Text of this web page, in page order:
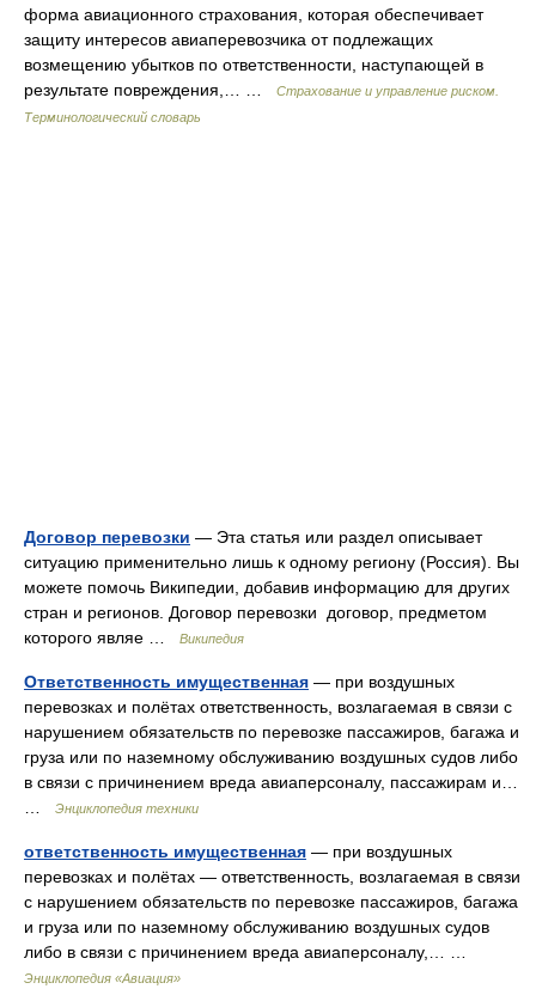
форма авиационного страхования, которая обеспечивает
защиту интересов авиаперевозчика от подлежащих
возмещению убытков по ответственности, наступающей в
результате повреждения,… …
Страхование и управление риском.
Терминологический словарь
Договор перевозки — Эта статья или раздел описывает
ситуацию применительно лишь к одному региону (Россия). Вы
можете помочь Википедии, добавив информацию для других
стран и регионов. Договор перевозки договор, предметом
которого являе …
Википедия
Ответственность имущественная — при воздушных
перевозках и полётах ответственность, возлагаемая в связи с
нарушением обязательств по перевозке пассажиров, багажа и
груза или по наземному обслуживанию воздушных судов либо
в связи с причинением вреда авиаперсоналу, пассажирам и…
Энциклопедия техники
ответственность имущественная — при воздушных
перевозках и полётах — ответственность, возлагаемая в связи
с нарушением обязательств по перевозке пассажиров, багажа
и груза или по наземному обслуживанию воздушных судов
либо в связи с причинением вреда авиаперсоналу,… …
Энциклопедия «Авиация»